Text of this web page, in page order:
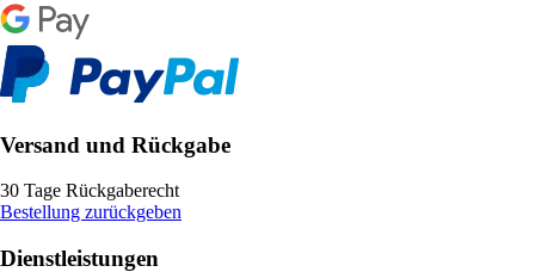
Versand und Rückgabe
30 Tage Rückgaberecht
Bestellung zurückgeben
Dienstleistungen